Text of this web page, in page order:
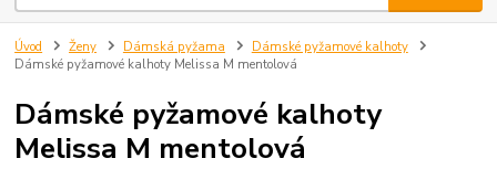
Úvod Ženy Dámská pyžama
Dámské pyžamové kalhoty
Dámské pyžamové kalhoty Melissa M mentolová
Dámské pyžamové kalhoty
Melissa M mentolová